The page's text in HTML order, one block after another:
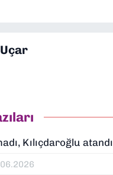
Kılıçdaroğlu atandı